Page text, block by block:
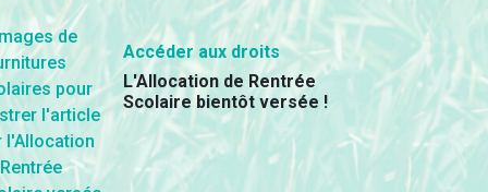
Accéder aux droits
L'Allocation de Rentrée
Scolaire bientôt versée !